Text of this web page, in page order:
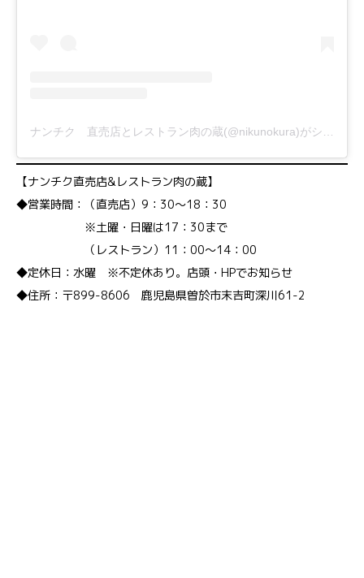
【ナンチク直売店&レストラン肉の蔵】
◆営業時間：（直売店）9：30～18：30
※土曜・日曜は17：30まで
（レストラン）11：00～14：00
◆定休日：水曜 ※不定休あり。店頭・HPでお知らせ
◆住所：〒899-8606 鹿児島県曽於市末吉町深川61-2